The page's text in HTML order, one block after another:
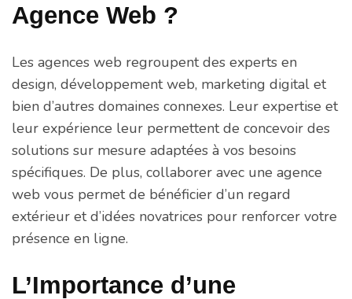
Agence Web ?
Les agences web regroupent des experts en
design, développement web, marketing digital et
bien d’autres domaines connexes. Leur expertise et
leur expérience leur permettent de concevoir des
solutions sur mesure adaptées à vos besoins
spécifiques. De plus, collaborer avec une agence
web vous permet de bénéficier d’un regard
extérieur et d’idées novatrices pour renforcer votre
présence en ligne.
L’Importance d’une